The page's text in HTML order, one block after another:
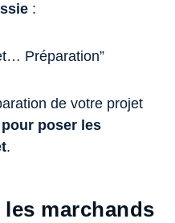
:
Préparation”
de votre projet
poser les
.
marchands